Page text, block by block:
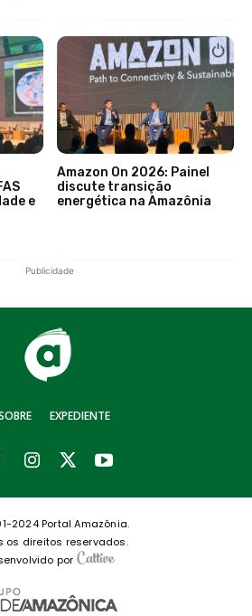
e
Amazon On 2026: Painel
discute transição
energética na Amazônia
Publicidade
EXPEDIENTE
2024 Portal Amazônia.
os direitos reservados.
por